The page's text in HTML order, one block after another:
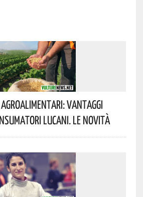
Vantaggi
Lucani. Le Novità